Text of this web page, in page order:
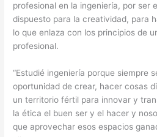
profesional en la ingeniería, por ser
dispuesto para la creatividad, para
lo que enlaza con los principios de
profesional.
“Estudié ingeniería porque siempre
oportunidad de crear, hacer cosas
un territorio fértil para innovar y
la ética el buen ser y el hacer y
que aprovechar esos espacios